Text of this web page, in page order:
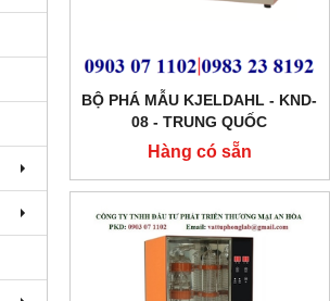
BỘ PHÁ MẪU KJELDAHL - KND-
08 - TRUNG QUỐC
Hàng có sẵn